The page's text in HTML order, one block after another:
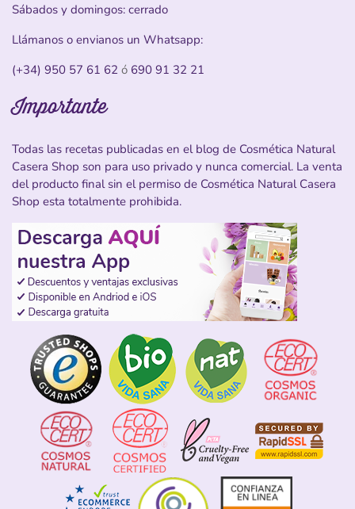
Sábados y domingos: cerrado
Llámanos o envianos un Whatsapp:
(+34) 950 57 61 62 ó 690 91 32 21
Importante
Todas las recetas publicadas en el blog de Cosmética Natural
Casera Shop son para uso privado y nunca comercial. La venta
del producto final sin el permiso de Cosmética Natural Casera
Shop esta totalmente prohibida.